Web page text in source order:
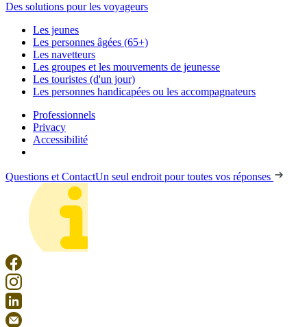
Des solutions pour les voyageurs
Les jeunes
Les personnes âgées (65+)
Les navetteurs
Les groupes et les mouvements de jeunesse
Les touristes (d'un jour)
Les personnes handicapées ou les accompagnateurs
Professionnels
Privacy
Accessibilité
Questions et ContactUn seul endroit pour toutes vos réponses